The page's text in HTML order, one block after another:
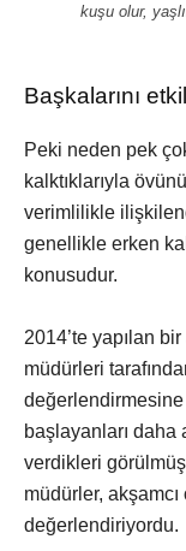
kuşu olur,
Başkalarını
Peki neden pek
kalktıklarıyla
verimlilikle
genellikle erken
konusudur.
2014’te yapılan
müdürleri
değerlendirmesine
başlayanları daha
verdikleri
müdürler,
değerlendiriyordu.